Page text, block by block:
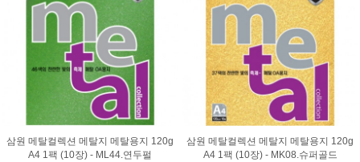
삼원 메탈컬렉션 메탈지 메탈용지 120g
A4 1팩 (10장) - ML44.연두펄
삼원 메탈컬렉션 메탈지 메탈용지 120g
A4 1팩 (10장) - MK08.슈퍼골드